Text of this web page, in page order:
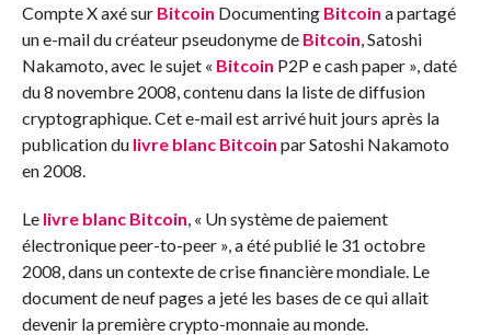
Compte X axé sur Bitcoin Documenting Bitcoin a partagé
un e-mail du créateur pseudonyme de Bitcoin, Satoshi
Nakamoto, avec le sujet « Bitcoin P2P e cash paper », daté
du 8 novembre 2008, contenu dans la liste de diffusion
cryptographique. Cet e-mail est arrivé huit jours après la
publication du livre blanc Bitcoin par Satoshi Nakamoto
en 2008.
Le livre blanc Bitcoin, « Un système de paiement
électronique peer-to-peer », a été publié le 31 octobre
2008, dans un contexte de crise financière mondiale. Le
document de neuf pages a jeté les bases de ce qui allait
devenir la première crypto-monnaie au monde.